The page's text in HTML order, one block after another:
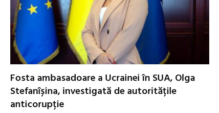
Fosta ambasadoare a Ucrainei în SUA, Olga
Stefanîșina, investigată de autoritățile
anticorupție